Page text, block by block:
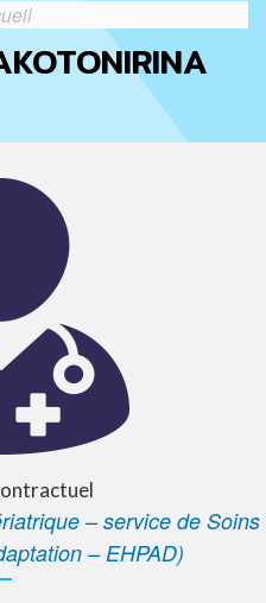
– service de Soins
– EHPAD)